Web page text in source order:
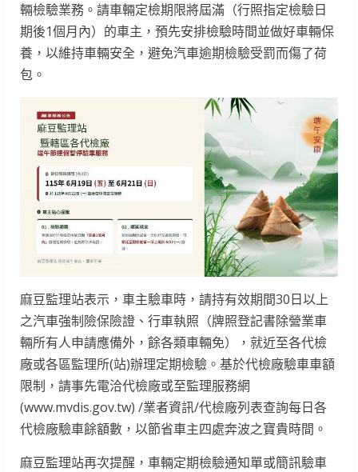
輛檢驗業務。請車輛定檢期限將屆滿（行照指定檢驗日
期後1個月內）的車主，預先安排檢驗時間並做好車輛保
養，以維持車輛安全，避免汽車逾期檢驗受罰而傷了荷
包。
麻豆監理站表示，車主驗車時，請持有效期間30日以上
之汽車強制險保險證、行車執照（牌照登記書除營業車
輛所有人申請應備外，餘各類車輛免），就近至各代檢
廠或各區監理所(站)辦理定期檢驗。基於代檢廠驗車車額
限制，請事先電洽代檢廠或至監理服務網
(www.mvdis.gov.tw) /業者資訊/代檢廠列表查詢每日各
代檢廠驗車餘額數，以節省車主四處奔波之寶貴時間。
麻豆監理站再次提醒，車輛定期檢驗通知單或簡訊驗車